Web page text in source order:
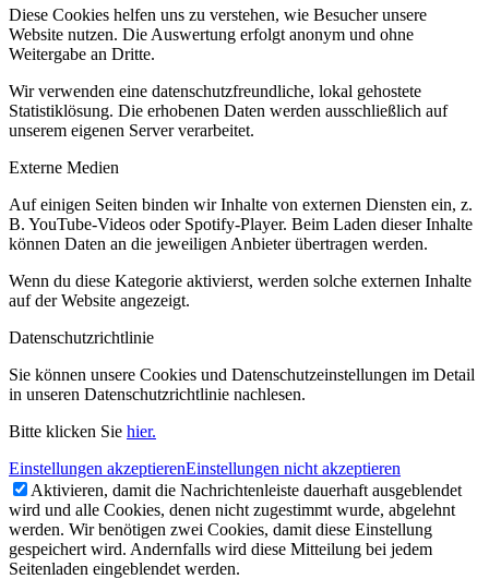
Diese Cookies helfen uns zu verstehen, wie Besucher unsere
Website nutzen. Die Auswertung erfolgt anonym und ohne
Weitergabe an Dritte.
Wir verwenden eine datenschutzfreundliche, lokal gehostete
Statistiklösung. Die erhobenen Daten werden ausschließlich auf
unserem eigenen Server verarbeitet.
Externe Medien
Auf einigen Seiten binden wir Inhalte von externen Diensten ein, z.
B. YouTube-Videos oder Spotify-Player. Beim Laden dieser Inhalte
können Daten an die jeweiligen Anbieter übertragen werden.
Wenn du diese Kategorie aktivierst, werden solche externen Inhalte
auf der Website angezeigt.
Datenschutzrichtlinie
Sie können unsere Cookies und Datenschutzeinstellungen im Detail
in unseren Datenschutzrichtlinie nachlesen.
Bitte klicken Sie hier.
Einstellungen akzeptierenEinstellungen nicht akzeptieren
Aktivieren, damit die Nachrichtenleiste dauerhaft ausgeblendet
wird und alle Cookies, denen nicht zugestimmt wurde, abgelehnt
werden. Wir benötigen zwei Cookies, damit diese Einstellung
gespeichert wird. Andernfalls wird diese Mitteilung bei jedem
Seitenladen eingeblendet werden.